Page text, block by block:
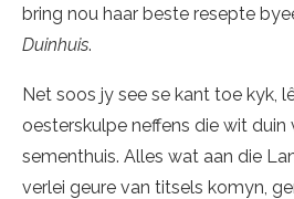
bring nou haar beste resepte
Duinhuis.
Net soos jy see se kant toe kyk,
oesterskulpe neffens die wit duin
sementhuis. Alles wat aan die
verlei geure van titsels komyn,